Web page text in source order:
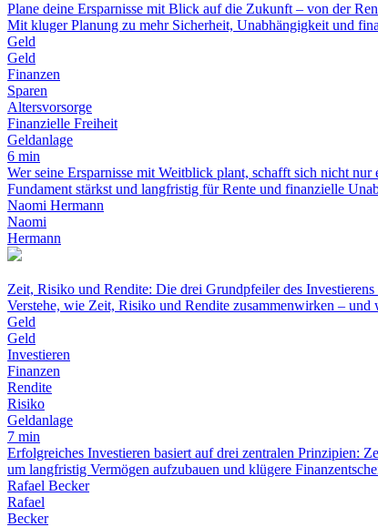
Plane deine Ersparnisse mit Blick auf die Zukunft – von der
Mit kluger Planung zu mehr Sicherheit, Unabhängigkeit und
Geld
Geld
Finanzen
Sparen
Altersvorsorge
Finanzielle Freiheit
Geldanlage
6 min
Wer seine Ersparnisse mit Weitblick plant, schafft sich nicht
Fundament stärkst und langfristig für Rente und finanzielle
Naomi Hermann
Naomi
Hermann
Zeit, Risiko und Rendite: Die drei Grundpfeiler des
Verstehe, wie Zeit, Risiko und Rendite zusammenwirken –
Geld
Geld
Investieren
Finanzen
Rendite
Risiko
Geldanlage
7 min
Erfolgreiches Investieren basiert auf drei zentralen Prinzipien:
um langfristig Vermögen aufzubauen und klügere
Rafael Becker
Rafael
Becker